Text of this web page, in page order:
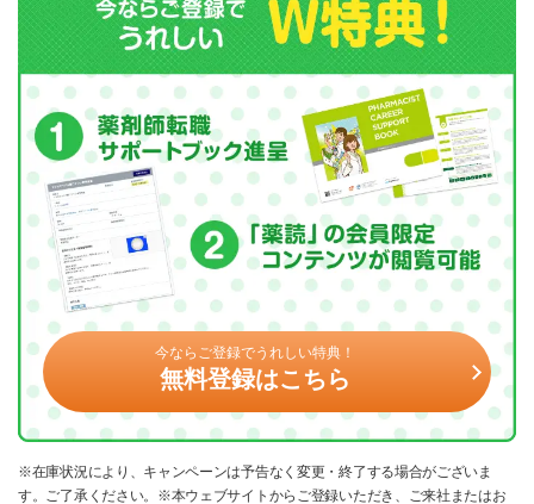
今ならご登録でうれしい特典！
無料登録はこちら
※在庫状況により、キャンペーンは予告なく変更・終了する場合がございま
す。ご了承ください。※本ウェブサイトからご登録いただき、ご来社またはお